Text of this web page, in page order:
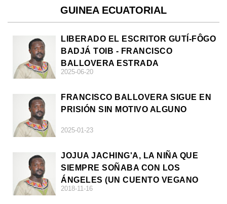
GUINEA ECUATORIAL
LIBERADO EL ESCRITOR GUTÍ-FÔGO
BADJÁ TOIB - FRANCISCO
BALLOVERA ESTRADA
2025-06-20
FRANCISCO BALLOVERA SIGUE EN
PRISIÓN SIN MOTIVO ALGUNO
2025-01-23
JOJUA JACHING'A, LA NIÑA QUE
SIEMPRE SOÑABA CON LOS
ÁNGELES (UN CUENTO VEGANO
AFRICANO)
2018-11-16